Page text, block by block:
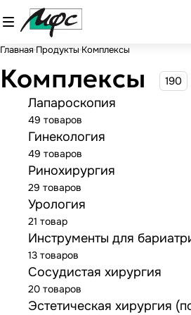
Главная Продукты Комплексы
Комплексы 190
Лапароскопия
49 товаров
Гинекология
49 товаров
Ринохирургия
29 товаров
Урология
21 товар
Инструменты для
13 товаров
Сосудистая хирургия
20 товаров
Эстетическая хирургия